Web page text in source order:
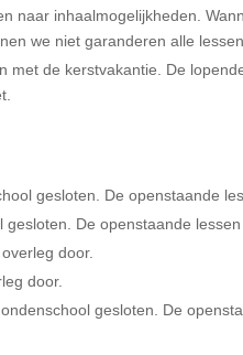
naar inhaalmogelijkheden.
we niet garanderen alle
met de kerstvakantie. De
gesloten. De openstaande
De openstaande
door.
door.
gesloten. De